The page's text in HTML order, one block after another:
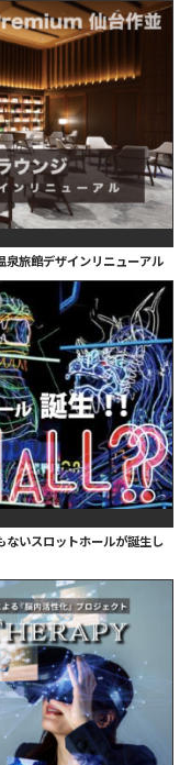
泉旅館デザインリニューアル
ないスロットホールが誕生し